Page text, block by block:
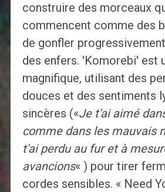
construire des morceaux
commencent comme des
de gonfler
des enfers. 'Komorebi' est
magnifique, utilisant des
douces et des sentiments
sincères («Je t'ai aimé
comme dans les mauvais
t'ai perdu au fur et à
avancions« ) pour tirer
cordes sensibles. « Need